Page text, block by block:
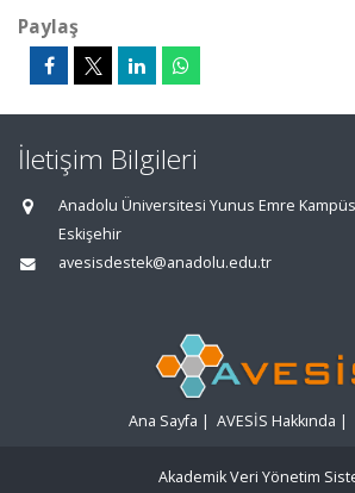
Paylaş
İletişim Bilgileri
Anadolu Üniversitesi Yunus Emre
Eskişehir
avesisdestek@anadolu.edu.tr
Ana Sayfa | AVESİS Hakkında |
Akademik Veri Yönetim